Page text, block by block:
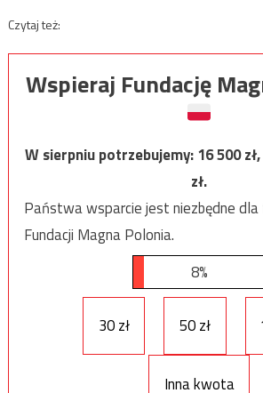
Czytaj też:
Wspieraj Fundację
W sierpniu potrzebujemy:16 500
zł.
Państwa wsparcie jest niezbędne
Fundacji Magna Polonia.
8%
30 zł 50 zł
Inna kwota